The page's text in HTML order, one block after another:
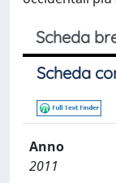
Scheda
Scheda
Anno
2011